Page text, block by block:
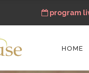
program
HOME